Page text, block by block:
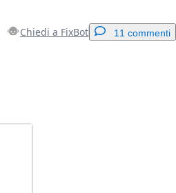
Chiedi a FixBot 11 commenti